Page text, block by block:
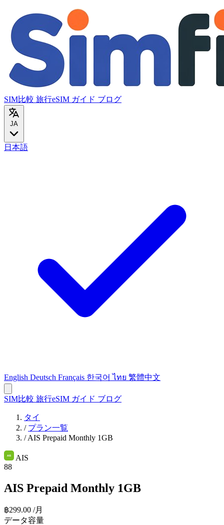
SIM比較 旅行eSIM ガイド ブログ
JA
日本語
English Deutsch Français 한국어 ไทย 繁體中文
SIM比較 旅行eSIM ガイド ブログ
タイ
/ プラン一覧
/ AIS Prepaid Monthly 1GB
AIS
88
AIS Prepaid Monthly 1GB
฿299.00 /月
データ容量